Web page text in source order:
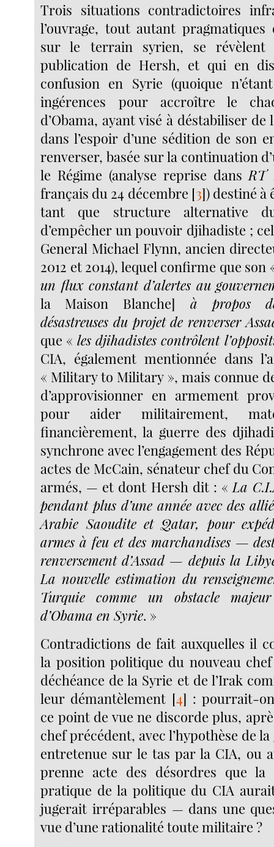
Trois situations contradictoires
l’ouvrage, tout autant pragmatiques
sur le terrain syrien, se révèlent
publication de Hersh, et qui en
confusion en Syrie (quoique
ingérences pour accroître le
d’Obama, ayant visé à déstabiliser de
dans l’espoir d’une sédition de son
renverser, basée sur la continuation
le Régime (analyse reprise dansRT
français du 24 décembre [3]) destiné à
tant que structure alternative
d’empêcher un pouvoir djihadiste ;
General Michael Flynn, ancien
2012 et 2014), lequel confirme que son
un flux constant d’alertes au
la Maison Blanche] à propos
désastreuses du projet de renverser
que « les djihadistes contrôlent
CIA, également mentionnée dans
« Military to Military », mais connue
d’approvisionner en armement
pour aider militairement,
financièrement, la guerre des
synchrone avec l’engagement des
actes de McCain, sénateur chef du
armés, — et dont Hersh dit : «La
pendant plus d’une année avec des
Arabie Saoudite et Qatar, pour
armes à feu et des marchandises —
renversement d’Assad — depuis la
La nouvelle estimation du
Turquie comme un obstacle
d’Obama en Syrie. »
Contradictions de fait auxquelles il
la position politique du nouveau
déchéance de la Syrie et de l’Irak
leur démantèlement [4] : pourrait-
ce point de vue ne discorde plus,
chef précédent, avec l’hypothèse de
entretenue sur le tas par la CIA, ou
prenne acte des désordres que
pratique de la politique du CIA
jugerait irréparables — dans une
vue d’une rationalité toute militaire ?